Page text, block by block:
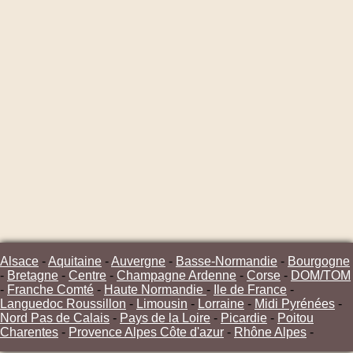
Alsace -Aquitaine -Auvergne - Basse-Normandie - Bourgogne
- Bretagne - Centre - Champagne Ardenne - Corse - DOM/TOM
- Franche Comté - Haute Normandie - Ile de France -
Languedoc Roussillon - Limousin - Lorraine - Midi Pyrénées -
Nord Pas de Calais - Pays de la Loire - Picardie - Poitou
Charentes - Provence Alpes Côte d'azur - Rhône Alpes -